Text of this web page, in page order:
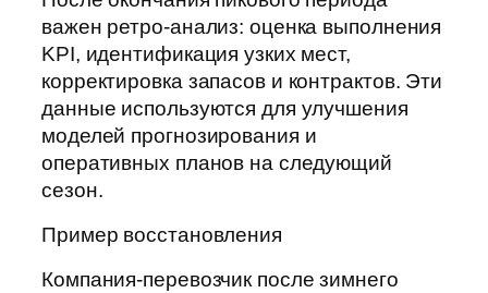
важен ретро-анализ: оценка выполнения
KPI, идентификация узких мест,
корректировка запасов и контрактов. Эти
данные используются для улучшения
моделей прогнозирования и
оперативных планов на следующий
сезон.
Пример восстановления
Компания-перевозчик после зимнего